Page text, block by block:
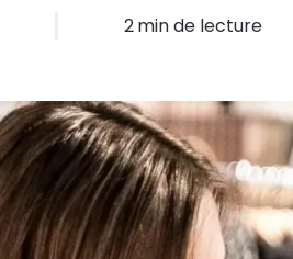
2min de lecture